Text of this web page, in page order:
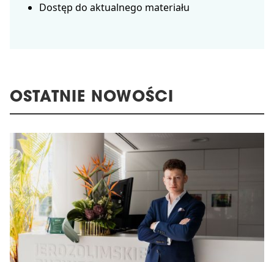
Dostęp do aktualnego materiału
OSTATNIE NOWOŚCI